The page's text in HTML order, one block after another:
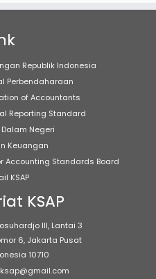
Republik Indonesia
Perbendaharaan
of Accountants
Reporting Standard
Negeri
Keuangan
Accounting Standards Board
KSAP
KSAP
III, Lantai 3
6, Jakarta Pusat
10710